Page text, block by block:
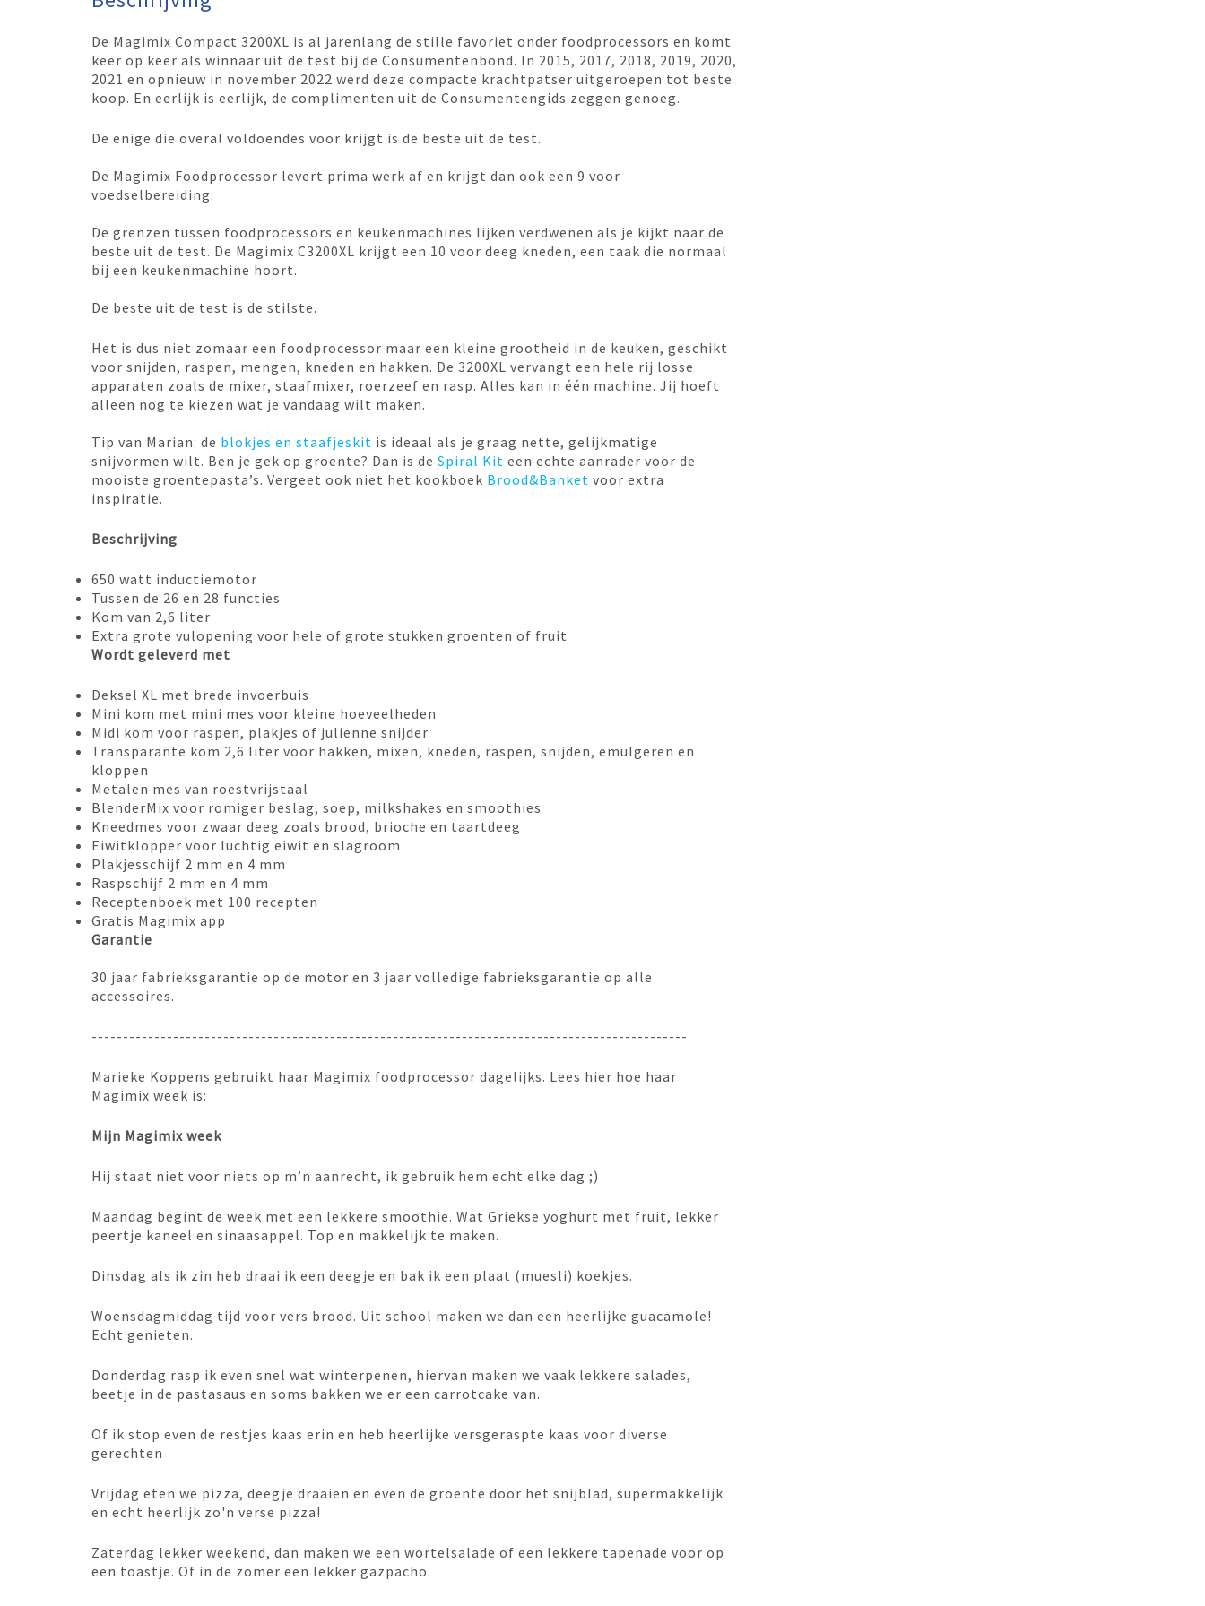
De Magimix Compact 3200XL is al jarenlang de stille favoriet onder foodprocessors en komt
keer op keer als winnaar uit de test bij de Consumentenbond. In 2015, 2017, 2018, 2019, 2020,
2021 en opnieuw in november 2022 werd deze compacte krachtpatser uitgeroepen tot beste
koop. En eerlijk is eerlijk, de complimenten uit de Consumentengids zeggen genoeg.
De enige die overal voldoendes voor krijgt is de beste uit de test.
De Magimix Foodprocessor levert prima werk af en krijgt dan ook een 9 voor
voedselbereiding.
De grenzen tussen foodprocessors en keukenmachines lijken verdwenen als je kijkt naar de
beste uit de test. De Magimix C3200XL krijgt een 10 voor deeg kneden, een taak die normaal
bij een keukenmachine hoort.
De beste uit de test is de stilste.
Het is dus niet zomaar een foodprocessor maar een kleine grootheid in de keuken, geschikt
voor snijden, raspen, mengen, kneden en hakken. De 3200XL vervangt een hele rij losse
apparaten zoals de mixer, staafmixer, roerzeef en rasp. Alles kan in één machine. Jij hoeft
alleen nog te kiezen wat je vandaag wilt maken.
Tip van Marian: de blokjes en staafjeskit is ideaal als je graag nette, gelijkmatige
snijvormen wilt. Ben je gek op groente? Dan is de Spiral Kit een echte aanrader voor de
mooiste groentepasta’s. Vergeet ook niet het kookboek Brood&Banket voor extra
inspiratie.
Beschrijving
650 watt inductiemotor
Tussen de 26 en 28 functies
Kom van 2,6 liter
Extra grote vulopening voor hele of grote stukken groenten of fruit
Wordt geleverd met
Deksel XL met brede invoerbuis
Mini kom met mini mes voor kleine hoeveelheden
Midi kom voor raspen, plakjes of julienne snijder
Transparante kom 2,6 liter voor hakken, mixen, kneden, raspen, snijden, emulgeren en
kloppen
Metalen mes van roestvrijstaal
BlenderMix voor romiger beslag, soep, milkshakes en smoothies
Kneedmes voor zwaar deeg zoals brood, brioche en taartdeeg
Eiwitklopper voor luchtig eiwit en slagroom
Plakjesschijf 2 mm en 4 mm
Raspschijf 2 mm en 4 mm
Receptenboek met 100 recepten
Gratis Magimix app
Garantie
30 jaar fabrieksgarantie op de motor en 3 jaar volledige fabrieksgarantie op alle
accessoires.
-----------------------------------------------------------------------------------------------
Marieke Koppens gebruikt haar Magimix foodprocessor dagelijks. Lees hier hoe haar
Magimix week is:
Mijn Magimix week
Hij staat niet voor niets op m’n aanrecht, ik gebruik hem echt elke dag ;)
Maandag begint de week met een lekkere smoothie. Wat Griekse yoghurt met fruit, lekker
peertje kaneel en sinaasappel. Top en makkelijk te maken.
Dinsdag als ik zin heb draai ik een deegje en bak ik een plaat (muesli) koekjes.
Woensdagmiddag tijd voor vers brood. Uit school maken we dan een heerlijke guacamole!
Echt genieten.
Donderdag rasp ik even snel wat winterpenen, hiervan maken we vaak lekkere salades,
beetje in de pastasaus en soms bakken we er een carrotcake van.
Of ik stop even de restjes kaas erin en heb heerlijke versgeraspte kaas voor diverse
gerechten
Vrijdag eten we pizza, deegje draaien en even de groente door het snijblad, supermakkelijk
en echt heerlijk zo'n verse pizza!
Zaterdag lekker weekend, dan maken we een wortelsalade of een lekkere tapenade voor op
een toastje. Of in de zomer een lekker gazpacho.